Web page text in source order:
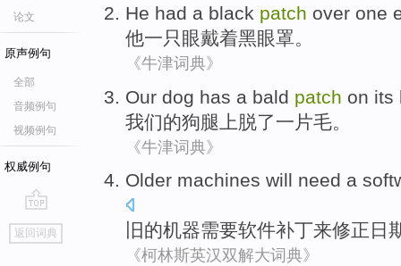
论文
原声例句
全部
音频例句
视频例句
权威例句
go
top
返回词典
He had a black patch over one
他一只眼戴着黑眼罩。
《牛津词典》
Our dog has a bald patch on its
我们的狗腿 上 脱了一 片毛。
《牛津词典》
Older machines will need a
旧 的机器需要软件补丁来修正 日
《柯林斯英汉双解大词典》